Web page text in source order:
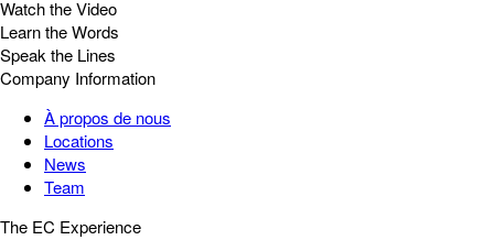
Watch the Video
Learn the Words
Speak the Lines
Company Information
À propos de nous
Locations
News
Team
The EC Experience